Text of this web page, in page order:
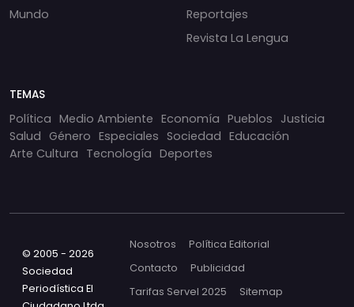
Mundo
Reportajes
Revista La Lengua
TEMAS
Política Medio Ambiente Economía Pueblos Justicia
Salud Género Especiales Sociedad Educación
Arte Cultura Tecnología Deportes
© 2005 - 2026
Sociedad
Periodística El
Nosotros
Política Editorial
Contacto
Publicidad
Tarifas Servel 2025
Sitemap